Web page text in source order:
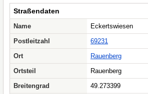
Straßendaten
Name
Eckertswiesen
Postleitzahl
69231
Ort
Rauenberg
Ortsteil
Rauenberg
Breitengrad
49.273399